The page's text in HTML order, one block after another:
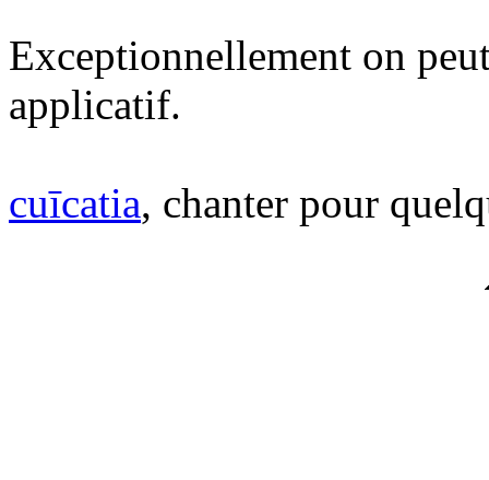
Exceptionnellement on
applicatif.
cuīcatia, chanter pour